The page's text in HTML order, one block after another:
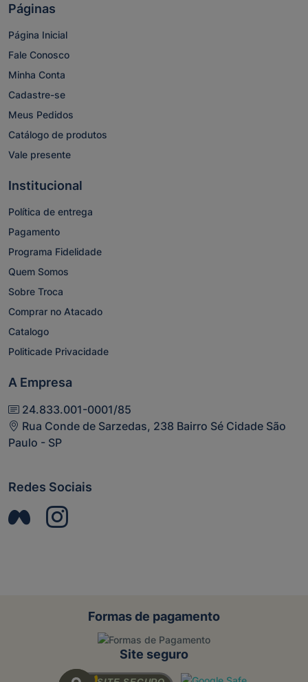
Páginas
Página Inicial
Fale Conosco
Minha Conta
Cadastre-se
Meus Pedidos
Catálogo de produtos
Vale presente
Institucional
Política de entrega
Pagamento
Programa Fidelidade
Quem Somos
Sobre Troca
Comprar no Atacado
Catalogo
Politicade Privacidade
A Empresa
24.833.001-0001/85
Rua Conde de Sarzedas, 238 Bairro Sé Cidade São
Paulo - SP
Redes Sociais
Formas de pagamento
Site seguro